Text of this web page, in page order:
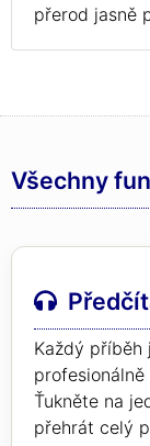
přerod jasně
Všechny
Každý příběh
Ťukněte na
přehrát celý